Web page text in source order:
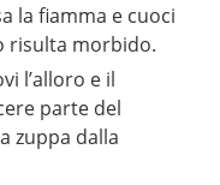
la fiamma e cuoci
risulta morbido.
l’alloro e il
parte del
zuppa dalla